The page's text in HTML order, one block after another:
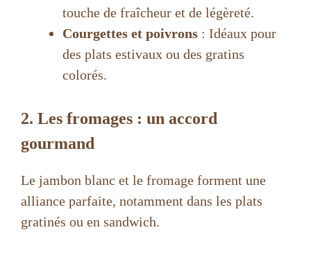
touche de fraîcheur et de légèreté.
Courgettes et poivrons : Idéaux pour
des plats estivaux ou des gratins
colorés.
2. Les fromages : un accord
gourmand
Le jambon blanc et le fromage forment une
alliance parfaite, notamment dans les plats
gratinés ou en sandwich.